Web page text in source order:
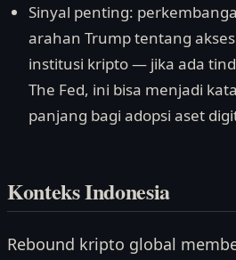
Sinyal penting:
arahan Trump tentang
institusi kripto — jika ada
The Fed, ini bisa menjadi
panjang bagi adopsi aset
Konteks Indonesia
Rebound kripto global